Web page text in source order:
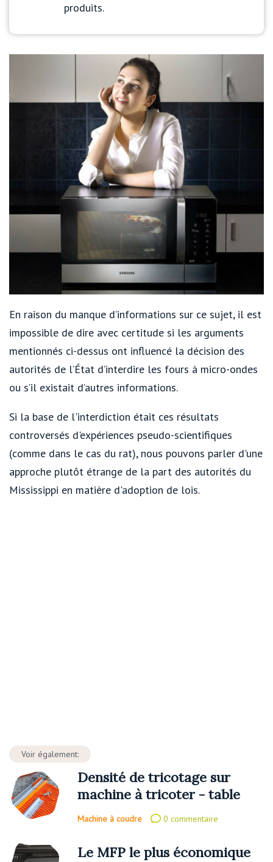
produits.
En raison du manque d’informations sur ce sujet, il est
impossible de dire avec certitude si les arguments
mentionnés ci-dessus ont influencé la décision des
autorités de l’État d’interdire les fours à micro-ondes
ou s’il existait d’autres informations.
Si la base de l'interdiction était ces résultats
controversés d'expériences pseudo-scientifiques
(comme dans le cas du rat), nous pouvons parler d'une
approche plutôt étrange de la part des autorités du
Mississippi en matière d'adoption de lois.
Voir également:
Densité de tricotage sur
machine à tricoter - table
Machine à coudre 0 commentaire
Le MFP le plus économique